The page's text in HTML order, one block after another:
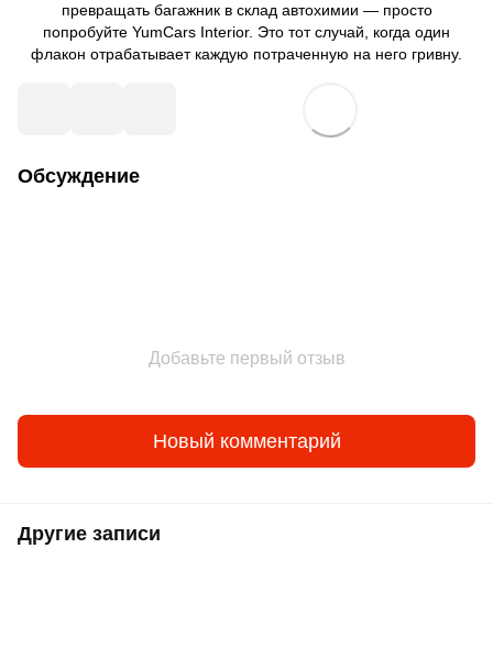
превращать багажник в склад автохимии — просто
попробуйте YumCars Interior. Это тот случай, когда один
флакон отрабатывает каждую потраченную на него гривну.
Обсуждение
Добавьте первый отзыв
Новый комментарий
Другие записи